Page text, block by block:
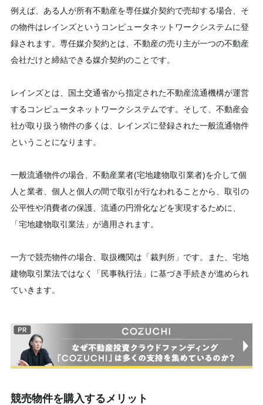
例えば、ある人が所有不動産を専任媒介契約で売却する場合、そ
の物件はレインズというコンピュータネットワークシステムに登
録されます。専任媒介契約とは、不動産の売り主が一つの不動産
会社だけと締結できる媒介契約のことです。
レインズとは、国土交通省から指定された不動産流通機構が運営
するコンピュータネットワークシステムです。そして、不動産会
社が取り扱う物件の多くは、レインズに登録された一般流通物件
ということになります。
一般流通物件の場合、不動産業者(宅地建物取引業者)を介して個
人と業者、個人と個人の間で取引が行なわれることから、取引の
公平性や消費者の保護、流通の円滑化などを実現するために、
「宅地建物取引業法」が適用されます。
一方で競売物件の場合、取扱機関は「裁判所」です。また、宅地
建物取引業法ではなく「民事執行法」に基づき手続きが進められ
ていきます。
競売物件を購入するメリット